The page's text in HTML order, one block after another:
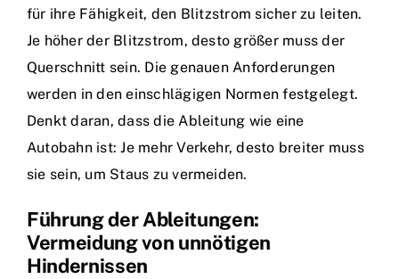
für ihre Fähigkeit, den Blitzstrom sicher zu leiten.
Je höher der Blitzstrom, desto größer muss der
Querschnitt sein. Die genauen Anforderungen
werden in den einschlägigen Normen festgelegt.
Denkt daran, dass die Ableitung wie eine
Autobahn ist: Je mehr Verkehr, desto breiter muss
sie sein, um Staus zu vermeiden.
Führung der Ableitungen:
Vermeidung von unnötigen
Hindernissen